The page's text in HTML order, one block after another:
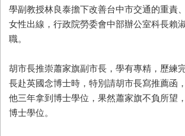
學副教授林良泰擔下改善台中市交通的重責
女性出線，行政院勞委會中部辦公室科長賴
職。
胡市長推崇蕭家旗副市長，學有專精，歷練
長赴英國念博士時，特別請胡市長寫推薦函
他三年拿到博士學位，果然蕭家旗不負所望
博士學位。